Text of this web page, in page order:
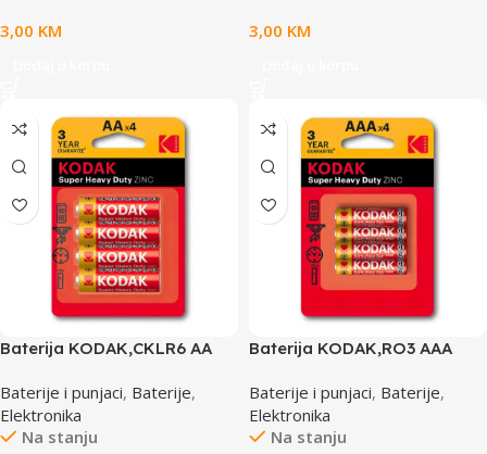
3,00 KM
3,00 KM
Baterija KODAK,CKLR6 AA
(887930951042)
Baterije i punjaci, Baterije,
Elektronika
Na stanju
Baterija KODAK,RO3 AAA
(887930953329)
Baterije i punjaci, Baterije,
Elektronika
Na stanju